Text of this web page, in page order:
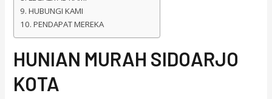
HUBUNGI KAMI
PENDAPAT MEREKA
HUNIAN MURAH SIDOARJO
KOTA